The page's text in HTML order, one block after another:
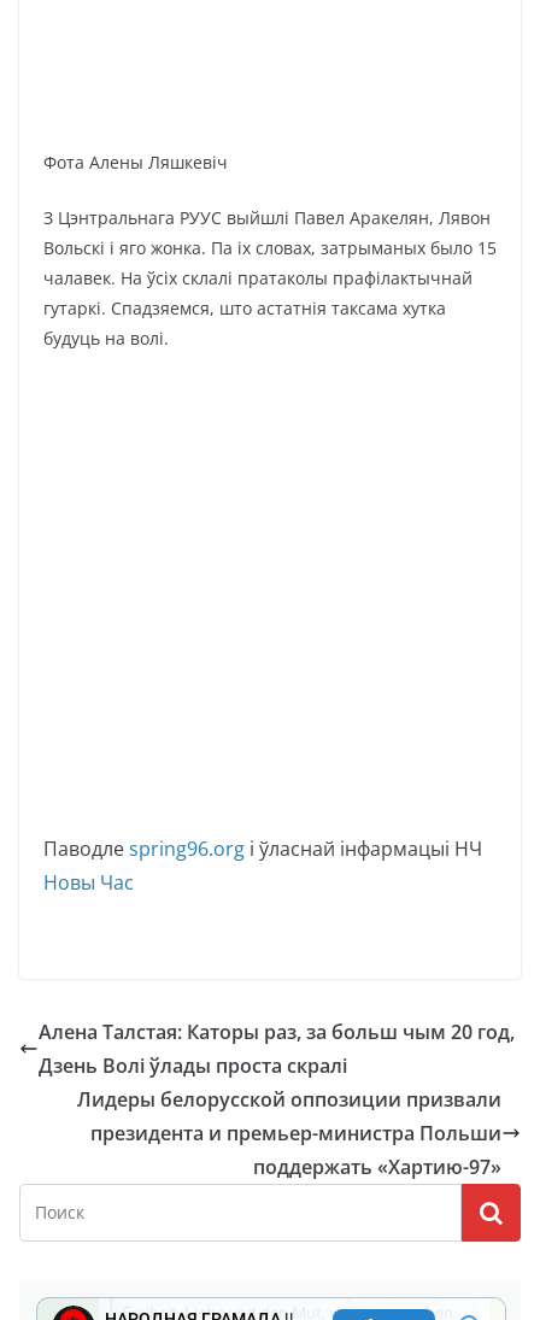
Фота Алены Ляшкевіч
З Цэнтральнага РУУС выйшлі Павел Аракелян, Лявон
Вольскі і яго жонка. Па іх словах, затрыманых было 15
чалавек. На ўсіх склалі пратаколы прафілактычнай
гутаркі. Спадзяемся, што астатнія таксама хутка
будуць на волі.
Паводлеspring96.org і ўласнай інфармацыі НЧ
Новы Час
Алена Талстая: Каторы раз, за больш чым 20 год,
Дзень Волі ўлады проста скралі
Лидеры белорусской оппозиции призвали
президента и премьер-министра Польши
поддержать «Хартию-97»